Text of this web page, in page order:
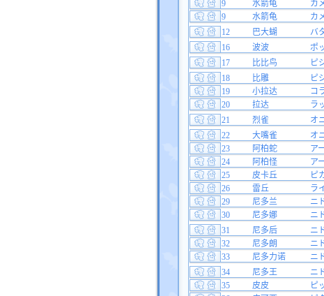
9
水箭龟 カ
9
水箭龟 カ
12
巴大蝴 バ
16
波波 ポ
17
比比鸟 ピ
18
比雕 ピ
19
小拉达 コ
20
拉达 ラ
21
烈雀 オ
22
大嘴雀 オ
23
阿柏蛇 ア
24
阿柏怪 ア
25
皮卡丘 ピ
26
雷丘 ラ
29
尼多兰 ニ
30
尼多娜 ニ
31
尼多后 ニ
32
尼多朗 ニ
33
尼多力诺 ニ
34
尼多王 ニ
35
皮皮 ピ